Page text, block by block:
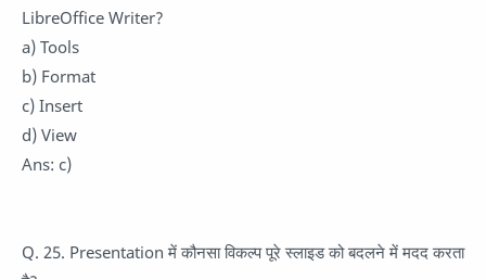
LibreOffice Writer?
a) Tools
b) Format
c) Insert
d) View
Ans: c)
Q. 25. Presentation में कौनसा विकल्प पूरे स्लाइड को बदलने में मदद करता